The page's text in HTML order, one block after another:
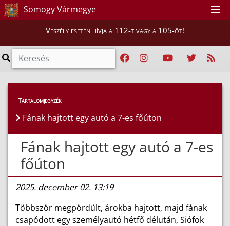
Somogy Vármegye
Veszély esetén hívja a 112-t vagy a 105-öt!
Híreink > Hírek
Tartalomjegyzék
Fának hajtott egy autó a 7-es főúton
Fának hajtott egy autó a 7-es
főúton
2025. december 02. 13:19
Többször megpördült, árokba hajtott, majd fának
csapódott egy személyautó hétfő délután, Siófok